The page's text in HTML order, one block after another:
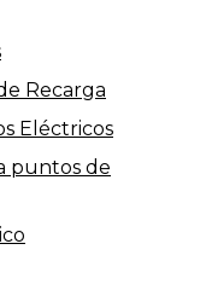
Recarga
Eléctricos
puntos de